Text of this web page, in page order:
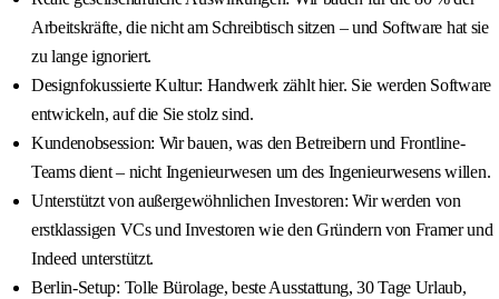
Arbeitskräfte, die nicht am Schreibtisch sitzen – und Software hat sie
zu lange ignoriert.
Designfokussierte Kultur: Handwerk zählt hier. Sie werden Software
entwickeln, auf die Sie stolz sind.
Kundenobsession: Wir bauen, was den Betreibern und Frontline-
Teams dient – nicht Ingenieurwesen um des Ingenieurwesens willen.
Unterstützt von außergewöhnlichen Investoren: Wir werden von
erstklassigen VCs und Investoren wie den Gründern von Framer und
Indeed unterstützt.
Berlin-Setup: Tolle Bürolage, beste Ausstattung, 30 Tage Urlaub,